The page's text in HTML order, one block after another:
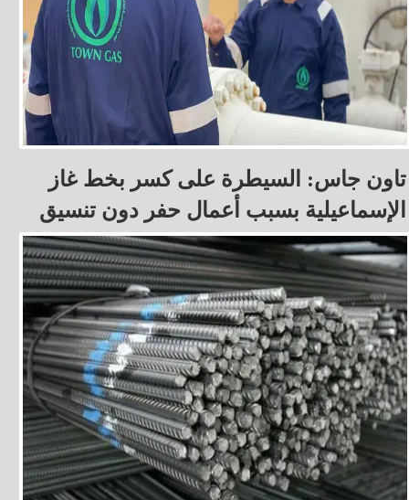
تاون جاس: السيطرة على كسر بخط غاز
الإسماعيلية بسبب أعمال حفر دون تنسيق